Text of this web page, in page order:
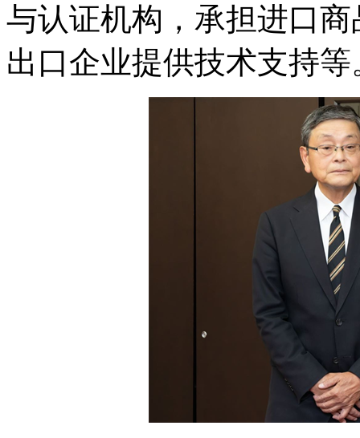
与认证机构，承担进口
出口企业提供技术支持等